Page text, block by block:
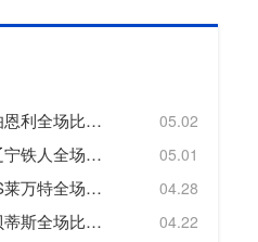
2026年05月02日利兹联VS伯恩利全场比赛录像回放 05.02
2026年05月01日河南队VS辽宁铁人全场比赛录像回放 05.01
2026年04月28日西班牙人VS莱万特全场比赛录像回放 04.28
2026年04月22日赫罗纳VS贝蒂斯全场比赛录像回放 04.22